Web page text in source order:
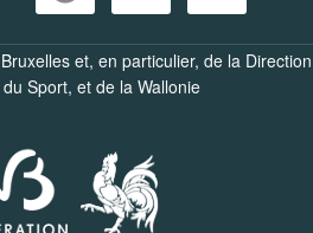
et, en particulier, de la
Sport, et de la Wallonie